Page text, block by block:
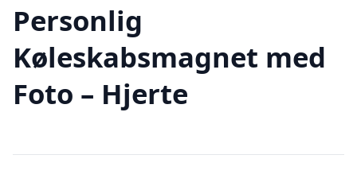
Personlig
Køleskabsmagnet med
Foto – Hjerte